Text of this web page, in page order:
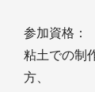
参加資格：
粘土での制
方、